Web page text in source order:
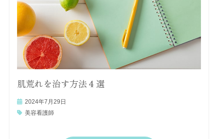
肌荒れを治す方法４選
2024年7月29日
美容看護師